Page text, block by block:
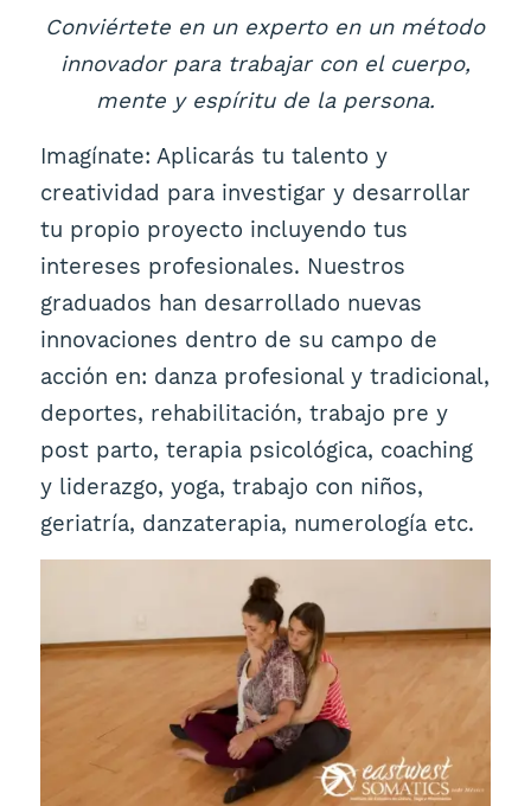
Conviértete en un experto en un método
innovador para trabajar con el cuerpo,
mente y espíritu de la persona.
Imagínate: Aplicarás tu talento y
creatividad para investigar y desarrollar
tu propio proyecto incluyendo tus
intereses profesionales. Nuestros
graduados han desarrollado nuevas
innovaciones dentro de su campo de
acción en: danza profesional y tradicional,
deportes, rehabilitación, trabajo pre y
post parto, terapia psicológica, coaching
y liderazgo, yoga, trabajo con niños,
geriatría, danzaterapia, numerología etc.